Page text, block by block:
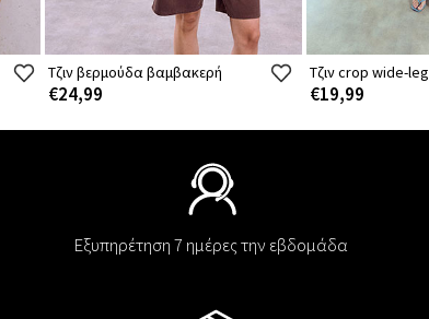
Τζιν βερμούδα βαμβακερή
€24,99
Τζιν crop wide-leg
€19,99
Εξυπηρέτηση 7 ημέρες την εβδομάδα